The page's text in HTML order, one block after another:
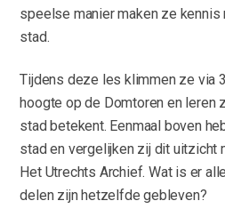
speelse manier maken ze kennis
stad.
Tijdens deze les klimmen ze via
hoogte op de Domtoren en leren
stad betekent. Eenmaal boven
stad en vergelijken zij dit uitzicht
Het Utrechts Archief. Wat is er
delen zijn hetzelfde gebleven?